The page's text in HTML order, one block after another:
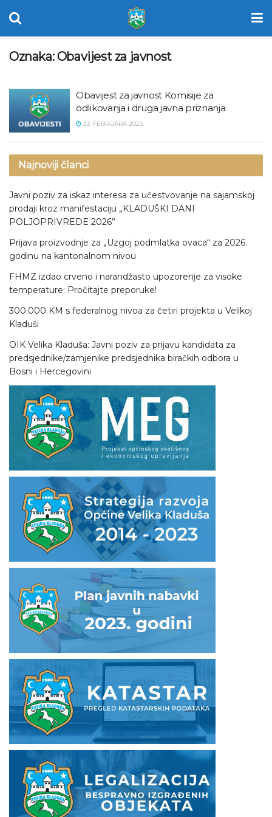
Oznaka:Obavijest za javnost
Obavijest za javnost Komisije za
odlikovanja i druga javna priznanja
23. FEBRUARA 2023.
Najnoviji članci
Javni poziv za iskaz interesa za učestvovanje na sajamskoj
prodaji kroz manifestaciju „KLADUŠKI DANI
POLJOPRIVREDE 2026”
Prijava proizvodnje za „Uzgoj podmlatka ovaca“ za 2026.
godinu na kantonalnom nivou
FHMZ izdao crveno i narandžasto upozorenje za visoke
temperature: Pročitajte preporuke!
300.000 KM s federalnog nivoa za četiri projekta u Velikoj
Kladuši
OIK Velika Kladuša: Javni poziv za prijavu kandidata za
predsjednike/zamjenike predsjednika biračkih odbora u
Bosni i Hercegovini